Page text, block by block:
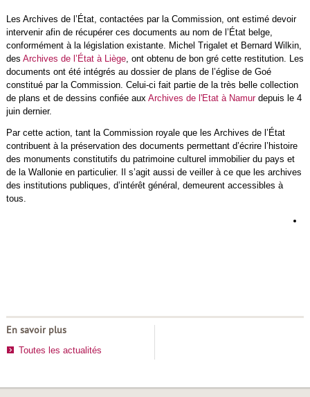
Les Archives de l’État, contactées par la Commission, ont estimé devoir
intervenir afin de récupérer ces documents au nom de l’État belge,
conformément à la législation existante. Michel Trigalet et Bernard Wilkin,
des Archives de l’État à Liège, ont obtenu de bon gré cette restitution. Les
documents ont été intégrés au dossier de plans de l’église de Goé
constitué par la Commission. Celui-ci fait partie de la très belle collection
de plans et de dessins confiée aux Archives de l'Etat à Namurdepuis le 4
juin dernier.
Par cette action, tant la Commission royale que les Archives de l’État
contribuent à la préservation des documents permettant d’écrire l’histoire
des monuments constitutifs du patrimoine culturel immobilier du pays et
de la Wallonie en particulier. Il s’agit aussi de veiller à ce que les archives
des institutions publiques, d’intérêt général, demeurent accessibles à
tous.
En savoir plus
Toutes les actualités